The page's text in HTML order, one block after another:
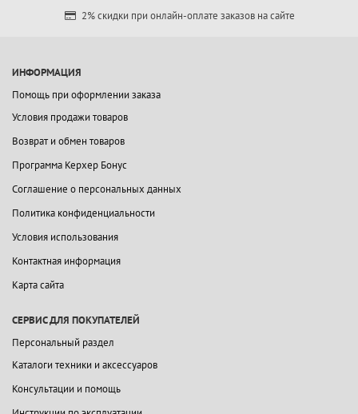
2% скидки при онлайн-оплате заказов на сайте
ИНФОРМАЦИЯ
Помощь при оформлении заказа
Условия продажи товаров
Возврат и обмен товаров
Программа Керхер Бонус
Соглашение о персональных данных
Политика конфиденциальности
Условия использования
Контактная информация
Карта сайта
СЕРВИС ДЛЯ ПОКУПАТЕЛЕЙ
Персональный раздел
Каталоги техники и аксессуаров
Консультации и помощь